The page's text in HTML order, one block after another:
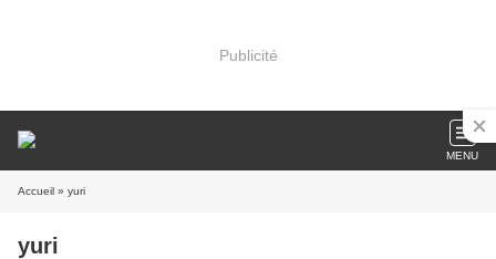
Publicité
MENU
Accueil » yuri
yuri